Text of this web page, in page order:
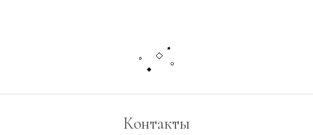
Контакты